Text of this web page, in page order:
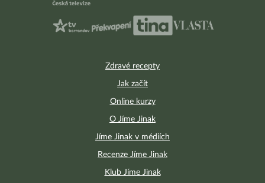
Zdravé recepty
Jak začít
Online kurzy
O Jíme Jinak
Jíme Jinak v médiích
Recenze Jíme Jinak
Klub Jíme Jinak